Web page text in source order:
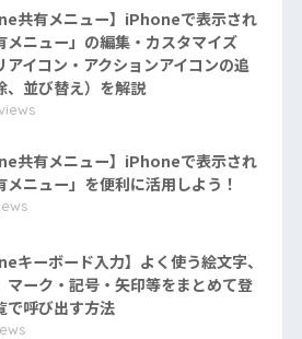
共有メニュー】iPhoneで表示され
メニュー」の編集・カスタマイズ
アイコン・アクションアイコンの追
、並び替え）を解説
共有メニュー】iPhoneで表示され
メニュー」を便利に活用しよう！
キーボード入力】よく使う絵文字、
マーク・記号・矢印等をまとめて登
で呼び出す方法